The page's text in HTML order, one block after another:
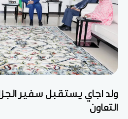
ولد اجاي يستقبل سفير
التعاون